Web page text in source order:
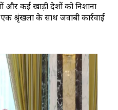
और कई खाड़ी देशों को निशाना
श्रृंखला के साथ जवाबी कार्रवाई